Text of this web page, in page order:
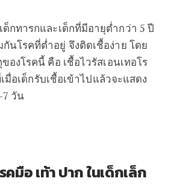
กทารกและเด็กที่มีอายุต่ำกว่า 5 ปี
นโรคที่ต่ำอยู่ จึงติดเชื้อง่าย โดย
องโรคนี้ คือ เชื้อไวรัสเอนเทอโร
มื่อเด็กรับเชื้อเข้าไปแล้วจะแสดง
7 วัน
คมือ เท้า ปาก ในเด็กเล็ก